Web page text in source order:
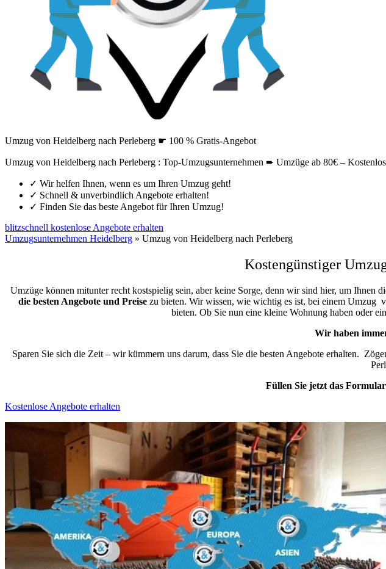
Umzug von Heidelberg nach Perleberg ☛ 100 % Gratis-Angebot
Umzug von Heidelberg nach Perleberg : Top-Umzugsunternehmen ➨ Umzüge ab 80€ –
✓ Wir helfen Ihnen, wenn es um Ihren Umzug geht!
✓ Schnell & unverbindlich Angebote erhalten!
✓ Finden Sie das beste Angebot für Ihren Umzug!
blitzschnell kostenlose Angebote erhalten
Umzugsunternehmen Heidelberg » Umzug von Heidelberg nach Perleberg
Kostengünstiger
Umzüge können mitunter recht kostspielig sein, aber keine Sorge, denn wir sind hier, um Ihnen
die besten Angebote und Preisezu bieten. Wir wissen, wie wichtig es ist, bei einem Umzug
bieten. Ob Sie nun eine kleine Wohnung haben oder
Wir haben
Sparen Sie sich die Zeit – wir kümmern uns darum, dass Sie die besten Angebote erhalten.
Füllen Sie jetzt das
Kostenlose Angebote erhalten